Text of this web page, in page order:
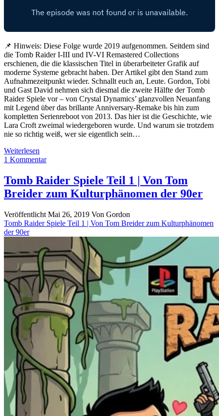
📌 Hinweis: Diese Folge wurde 2019 aufgenommen. Seitdem sind
die Tomb Raider I-III und IV-VI Remastered Collections
erschienen, die die klassischen Titel in überarbeiteter Grafik auf
moderne Systeme gebracht haben. Der Artikel gibt den Stand zum
Aufnahmezeitpunkt wieder. Schnallt euch an, Leute. Gordon, Tobi
und Gast David nehmen sich diesmal die zweite Hälfte der Tomb
Raider Spiele vor – von Crystal Dynamics’ glanzvollen Neuanfang
mit Legend über das brillante Anniversary-Remake bis hin zum
kompletten Serienreboot von 2013. Das hier ist die Geschichte, wie
Lara Croft zweimal wiedergeboren wurde. Und warum sie trotzdem
nie so richtig weiß, wer sie eigentlich sein…
Weiterlesen
Raider
Teil
2
|
Crystal
Dynamics
bis
zum
brutalen
Reboot
1 Kommentar
Tomb Raider Spiele Teil 1 | Von Tom
Breider zum Kulturphänomen der 90er
Veröffentlicht Mai 26, 2019 Von Gordon
Tomb Raider Spiele Teil 1 | Von Tom Breider zum Kulturphänomen
der 90er